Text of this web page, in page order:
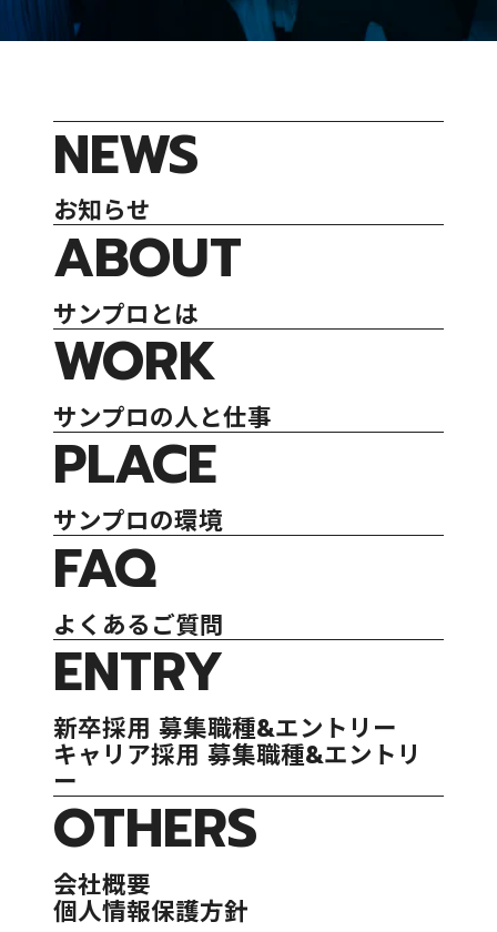
NEWS
お知らせ
ABOUT
サンプロとは
WORK
サンプロの人と仕事
PLACE
サンプロの環境
FAQ
よくあるご質問
ENTRY
新卒採用 募集職種&エントリー
キャリア採用 募集職種&エントリ
ー
OTHERS
会社概要
個人情報保護方針